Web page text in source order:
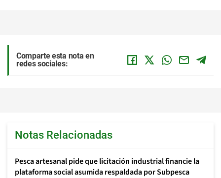
Comparte esta nota en
redes sociales:
Notas Relacionadas
Pesca artesanal pide que licitación industrial financie la
plataforma social asumida respaldada por Subpesca